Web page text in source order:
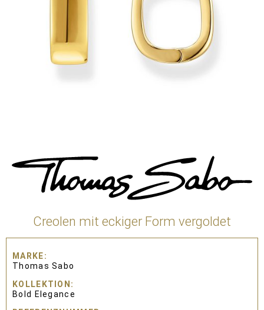
Creolen mit eckiger Form vergoldet
MARKE
Thomas Sabo
KOLLEKTION
Bold Elegance